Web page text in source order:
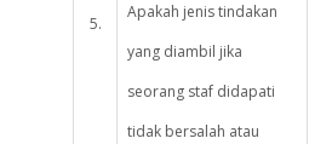
5.
Apakah jenis tindakan
yang diambil jika
seorang staf didapati
tidak bersalah atau